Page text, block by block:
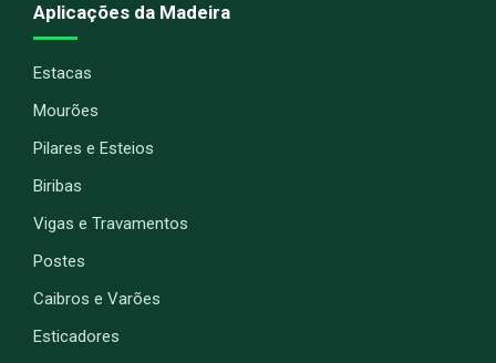
Aplicações da Madeira
Estacas
Mourões
Pilares e Esteios
Biribas
Vigas e Travamentos
Postes
Caibros e Varões
Esticadores